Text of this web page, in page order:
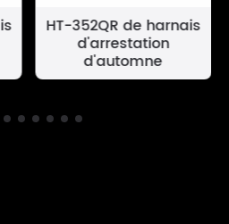
HT-352QR de harnais
d'arrestation
d'automne